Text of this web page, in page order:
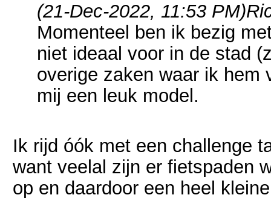
(21-Dec-2022, 11:53 PM)
Momenteel ben ik bezig
niet ideaal voor in de stad
overige zaken waar ik hem
mij een leuk model.
Ik rijd óók met een challenge
want veelal zijn er fietspaden
op en daardoor een heel